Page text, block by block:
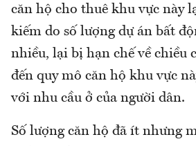
căn hộ cho thuê khu vực này
kiếm do số lượng dự án bất
nhiều, lại bị hạn chế về chiều
đến quy mô căn hộ khu vực
với nhu cầu ở của người dân.
Số lượng căn hộ đã ít nhưng